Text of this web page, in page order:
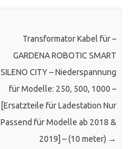
Transformator Kabel für –
GARDENA ROBOTIC SMART
SILENO CITY – Niederspannung
für Modelle: 250, 500, 1000 –
[Ersatzteile für Ladestation Nur
Passend für Modelle ab 2018 &
2019] – (10 meter) →